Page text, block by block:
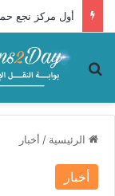
بحث عن
الرئيسية / أخبار
أخبار